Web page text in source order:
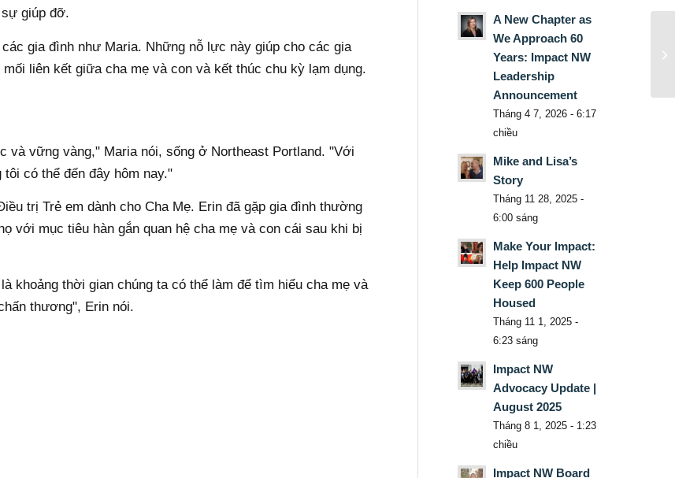
giúp đỡ.
gia đình như Maria. Những nỗ lực này giúp cho các gia
liên kết giữa cha mẹ và con và kết thúc chu kỳ lạm dụng.
và vững vàng," Maria nói, sống ở Northeast Portland. "Với
có thể đến đây hôm nay."
trị Trẻ em dành cho Cha Mẹ. Erin đã gặp gia đình thường
với mục tiêu hàn gắn quan hệ cha mẹ và con cái sau khi bị
khoảng thời gian chúng ta có thể làm để tìm hiểu cha mẹ và
thương", Erin nói.
A New Chapter as
We Approach 60
Years: Impact NW
Leadership
Announcement
Tháng 4 7, 2026 - 6:17
chiều
Mike and Lisa’s
Story
Tháng 11 28, 2025 -
6:00 sáng
Make Your Impact:
Help Impact NW
Keep 600 People
Housed
Tháng 11 1, 2025 -
6:23 sáng
Impact NW
Advocacy Update |
August 2025
Tháng 8 1, 2025 - 1:23
chiều
Impact NW Board